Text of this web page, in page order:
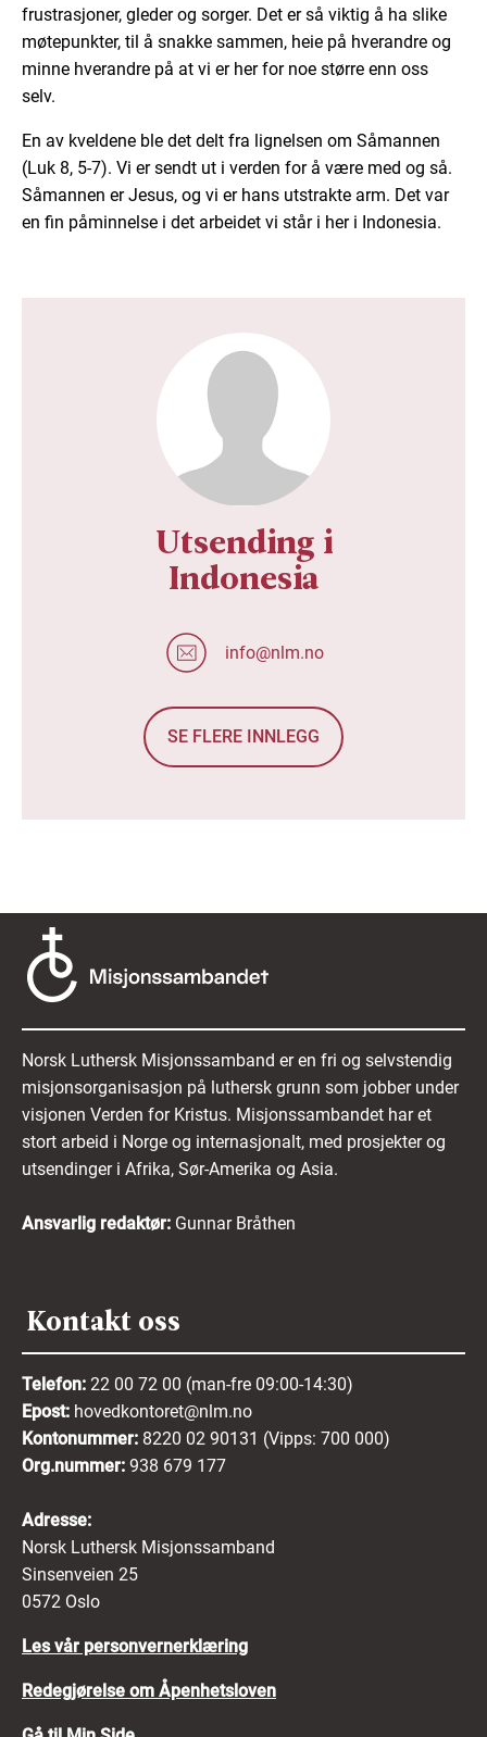
frustrasjoner, gleder og sorger. Det er så viktig å ha slike
møtepunkter, til å snakke sammen, heie på hverandre og
minne hverandre på at vi er her for noe større enn oss
selv.
En av kveldene ble det delt fra lignelsen om Såmannen
(Luk 8, 5-7). Vi er sendt ut i verden for å være med og så.
Såmannen er Jesus, og vi er hans utstrakte arm. Det var
en fin påminnelse i det arbeidet vi står i her i Indonesia.
Utsending i
Indonesia
info@nlm.no
SE FLERE INNLEGG
Norsk Luthersk Misjonssamband er en fri og selvstendig
misjonsorganisasjon på luthersk grunn som jobber under
visjonen Verden for Kristus. Misjonssambandet har et
stort arbeid i Norge og internasjonalt, med prosjekter og
utsendinger i Afrika, Sør-Amerika og Asia.
Ansvarlig redaktør: Gunnar Bråthen
Kontakt oss
Telefon: 22 00 72 00 (man-fre 09:00-14:30)
Epost: hovedkontoret@nlm.no
Kontonummer: 8220 02 90131 (Vipps: 700 000)
Org.nummer: 938 679 177
Adresse:
Norsk Luthersk Misjonssamband
Sinsenveien 25
0572 Oslo
Les vår personvernerklæring
Redegjørelse om Åpenhetsloven